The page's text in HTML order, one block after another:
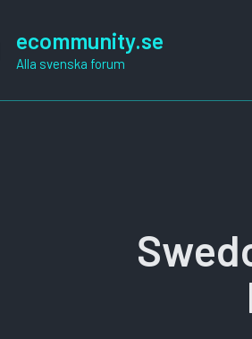
ecommunity.se
Alla svenska forum